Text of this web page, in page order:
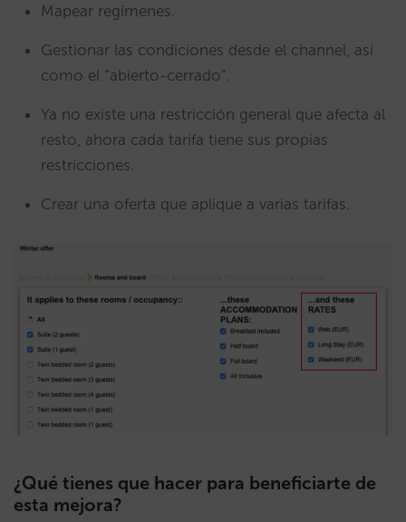
Mapear regímenes.
Gestionar las condiciones desde el channel, así
como el “abierto-cerrado”.
Ya no existe una restricción general que afecta al
resto, ahora cada tarifa tiene sus propias
restricciones.
Crear una oferta que aplique a varias tarifas.
¿Qué tienes que hacer para beneficiarte de
esta mejora?